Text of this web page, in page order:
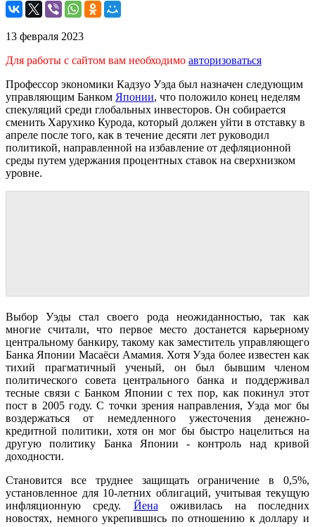
13 февраля 2023
Для работы с сайтом вам необходимо авторизоваться
Профессор экономики Кадзуо Уэда был назначен следующим
управляющим Банком Японии, что положило конец неделям
спекуляций среди глобальных инвесторов. Он собирается
сменить Харухико Курода, который должен уйти в отставку в
апреле после того, как в течение десяти лет руководил
политикой, направленной на избавление от дефляционной
среды путем удержания процентных ставок на сверхнизком
уровне.
Выбор Уэды стал своего рода неожиданностью, так как
многие считали, что первое место достанется карьерному
центральному банкиру, такому как заместитель управляющего
Банка Японии Масаёси Амамия. Хотя Уэда более известен как
тихий прагматичный ученый, он был бывшим членом
политического совета центрального банка и поддерживал
тесные связи с Банком Японии с тех пор, как покинул этот
пост в 2005 году. С точки зрения направления, Уэда мог бы
воздержаться от немедленного ужесточения денежно-
кредитной политики, хотя он мог бы быстро нацелиться на
другую политику Банка Японии - контроль над кривой
доходности.
Становится все труднее защищать ограничение в 0,5%,
установленное для 10-летних облигаций, учитывая текущую
инфляционную среду. Йена оживилась на последних
новостях, немного укрепившись по отношению к доллару и